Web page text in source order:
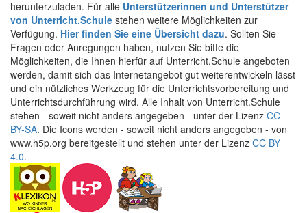
herunterzuladen. Für alle Unterstützerinnen und Unterstützer
von Unterricht.Schule stehen weitere Möglichkeiten zur
Verfügung. Hier finden Sie eine Übersicht dazu. Sollten Sie
Fragen oder Anregungen haben, nutzen Sie bitte die
Möglichkeiten, die Ihnen hierfür auf Unterricht.Schule angeboten
werden, damit sich das Internetangebot gut weiterentwickeln lässt
und ein nützliches Werkzeug für die Unterrichtsvorbereitung und
Unterrichtsdurchführung wird. Alle Inhalt von Unterricht.Schule
stehen - soweit nicht anders angegeben - unter der Lizenz CC-
BY-SA. Die Icons werden - soweit nicht anders angegeben - von
www.h5p.org bereitgestellt und stehen unter der Lizenz CC BY
4.0.